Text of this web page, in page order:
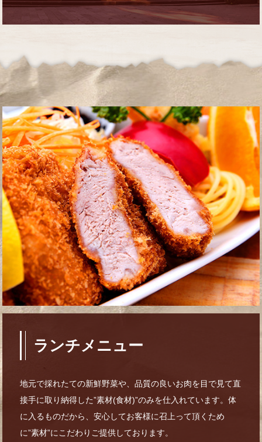
ランチメニュー
地元で採れたての新鮮野菜や、品質の良いお肉を目で見て直
接手に取り納得した”素材(食材)”のみを仕入れています。体
に入るものだから、安心してお客様に召上って頂くため
に”素材”にこだわりご提供しております。